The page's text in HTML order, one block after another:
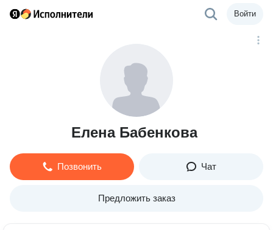
Войти
Елена Бабенкова
Позвонить Чат
Предложить заказ